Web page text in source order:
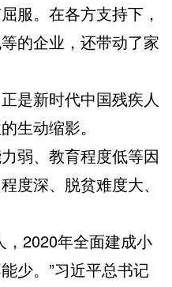
服。在各方支持下，
的企业，还带动了家
新时代中国残疾人
生动缩影。
、教育程度低等因
度深、脱贫难度大、
2020年全面建成小
少。”习近平总书记